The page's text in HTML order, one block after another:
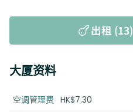
出租 (13)
大厦资料
空调管理费 HK$7.30